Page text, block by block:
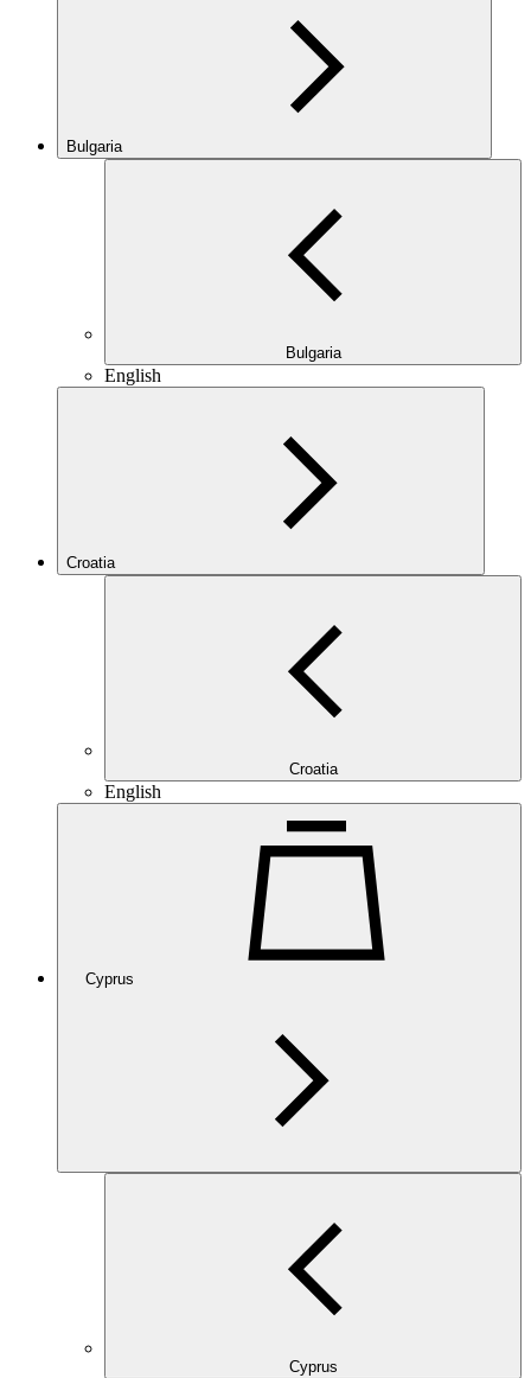
Bulgaria
Bulgaria
English
Croatia
Croatia
English
Cyprus
Cyprus